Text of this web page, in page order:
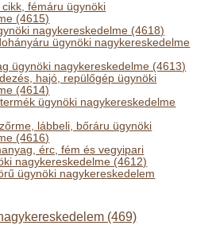
fémáru ügynöki
(4615)
nagykereskedelme (4618)
ügynöki nagykereskedelme
ügynöki nagykereskedelme (4613)
hajó, repülőgép ügynöki
(4614)
ügynöki nagykereskedelme
lábbeli, bőráru ügynöki
(4616)
érc, fém és vegyipari
nagykereskedelme (4612)
ügynöki nagykereskedelem
(469)